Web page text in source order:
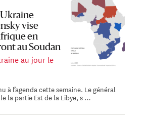
vise
en
au Soudan
au jour le
à l’agenda cette semaine. Le général
la partie Est de la Libye, s …